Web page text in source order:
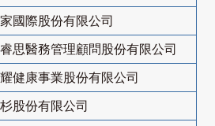
國際股份有限公司
思醫務管理顧問股份有限公司
健康事業股份有限公司
股份有限公司